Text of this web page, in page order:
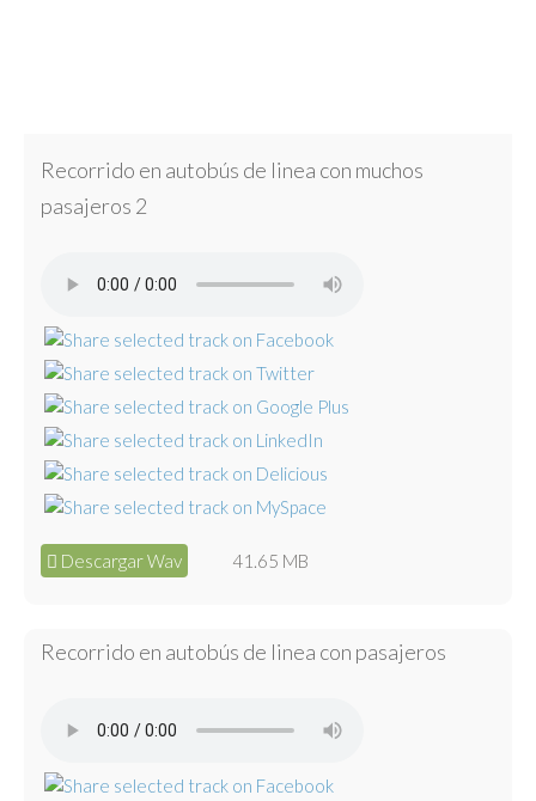
Recorrido en autobús de linea con muchos
pasajeros 2
Descargar Wav 41.65 MB
Recorrido en autobús de linea con pasajeros